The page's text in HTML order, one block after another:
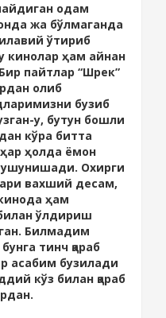
одам
жа бўлмаганда
ўтириб
кинолар ҳам айнан
пайтлар “Шрек”
олиб
бузиб
у, бутун бошли
кўра битта
ҳолда ёмон
Охирги
вахший десам,
ҳам
ўлдириш
Билмадим
тинч қараб
асабим бузилади
кўз билан қараб